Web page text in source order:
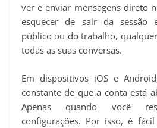
ver e enviar mensagens direto
esquecer de sair da sessão
público ou do trabalho,
todas as suas conversas.
Em dispositivos iOS e
constante de que a conta está
Apenas quando você
configurações. Por isso, é